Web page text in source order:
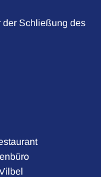
der Schließung des